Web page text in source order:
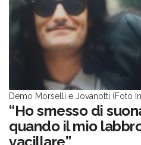
Demo Morselli e Jovanotti (Foto
“Ho smesso di
quando il mio